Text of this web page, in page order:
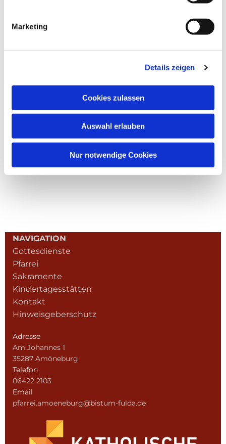
Marketing
Details zeigen
Cookies zulassen
Auswahl erlauben
Nur notwendige Cookies
NAVIGATION
Gottesdienste
Pfarrei
Sakramente
Kindertagesstätten
Kontakt
Hinweisgeberschutz
Adresse
Am Johannes 1
35287 Amöneburg
Telefon
06422 2103
Email
pfarrei.amoeneburg@bistum-fulda.de